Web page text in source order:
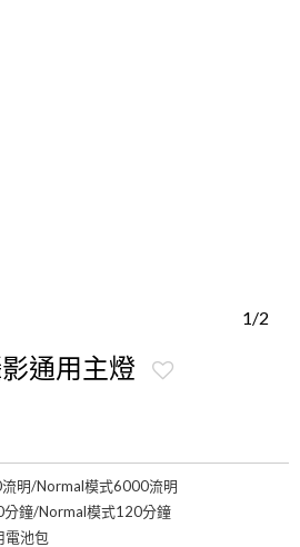
1/2
通用主燈
明/Normal模式6000流明
鐘/Normal模式120分鐘
電池包